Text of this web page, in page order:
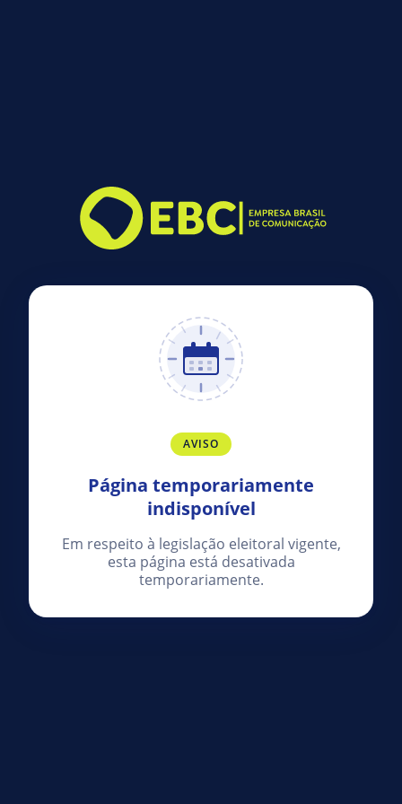
AVISO
Página temporariamente
indisponível
Em respeito à legislação eleitoral vigente,
esta página está desativada
temporariamente.